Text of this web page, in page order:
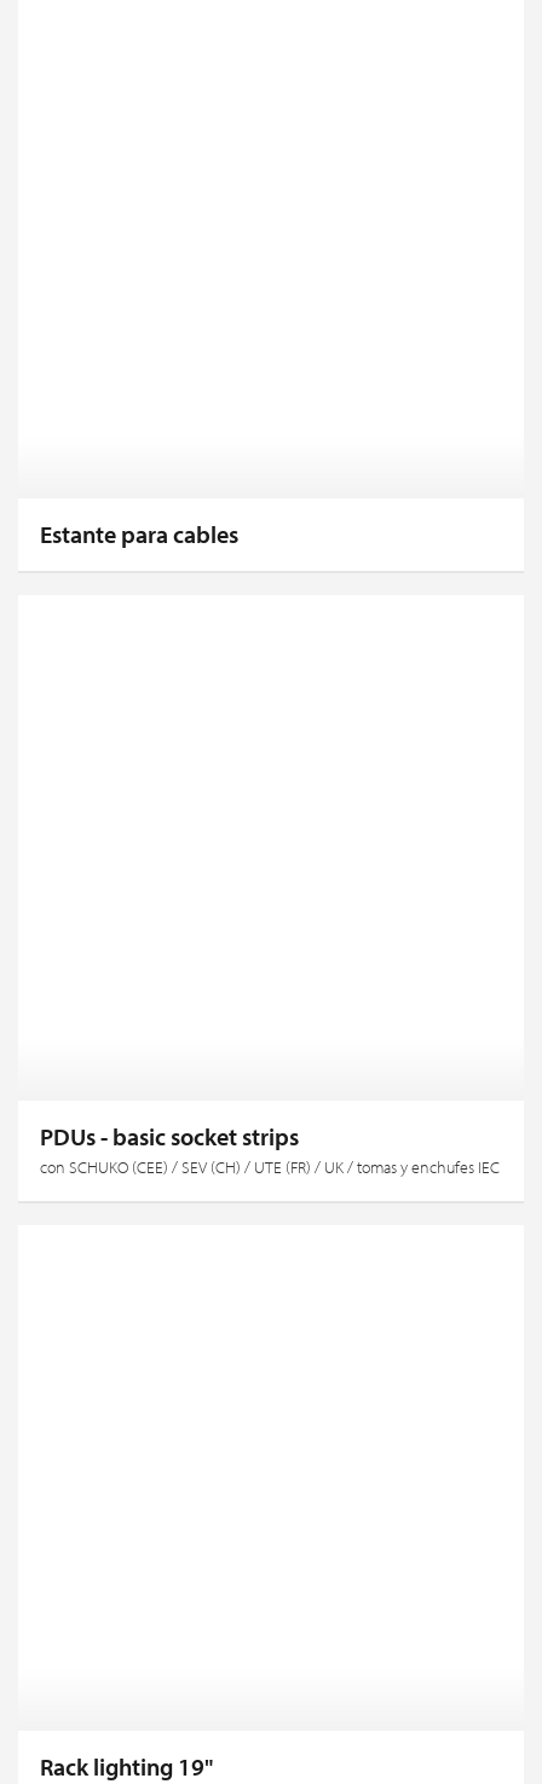
Estante para cables
PDUs - basic socket strips
con SCHUKO (CEE) / SEV (CH) / UTE (FR) / UK / tomas y enchufes IEC
Rack lighting 19"